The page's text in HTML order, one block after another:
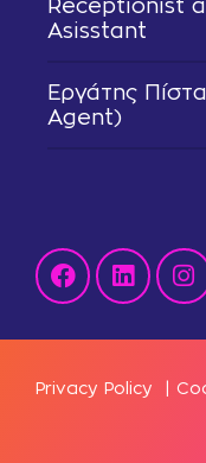
Receptionist
Asisstant
Εργάτης
Agent)
Privacy Policy |